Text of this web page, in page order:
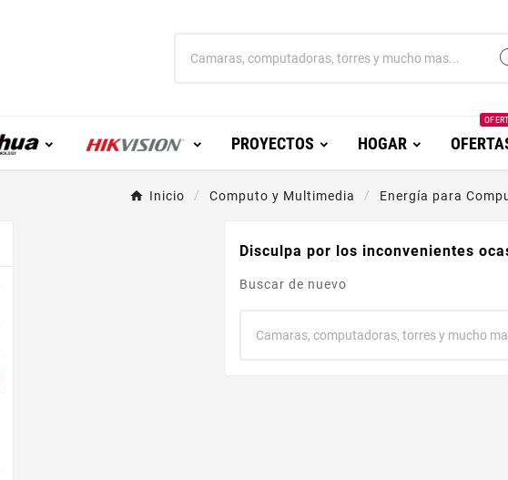
PROYECTOS HOGAR
Inicio Computo y Multimedia Energía para
Disculpa por los inconvenientes
Buscar de nuevo